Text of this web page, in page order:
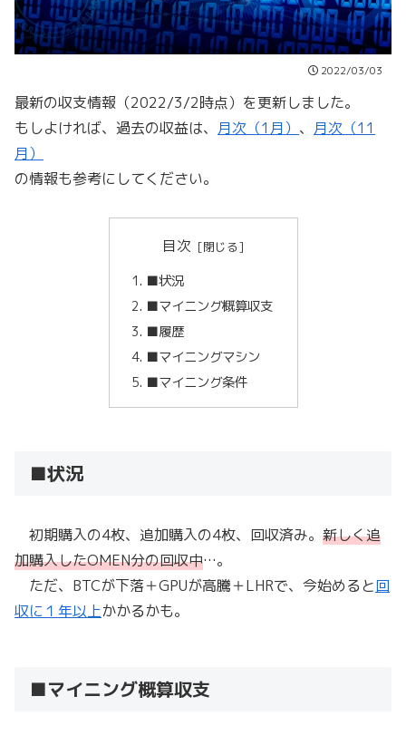
2022/03/03
最新の収支情報（2022/3/2時点）を更新しました。
もしよければ、過去の収益は、 月次（1月） 、 月次（11
月）
の情報も参考にしてください。
目次
■状況
■マイニング概算収支
■履歴
■マイニングマシン
■マイニング条件
■状況
初期購入の4枚、追加購入の4枚、回収済み。 新しく追
加購入したOMEN分の回収中…。
ただ、BTCが下落＋GPUが高騰＋LHRで、今始めると回
収に１年以上かかるかも。
■マイニング概算収支